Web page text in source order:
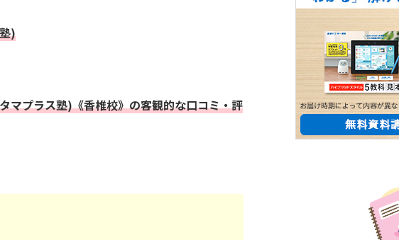
)
プラス塾)《香椎校》の客観的な口コミ・評